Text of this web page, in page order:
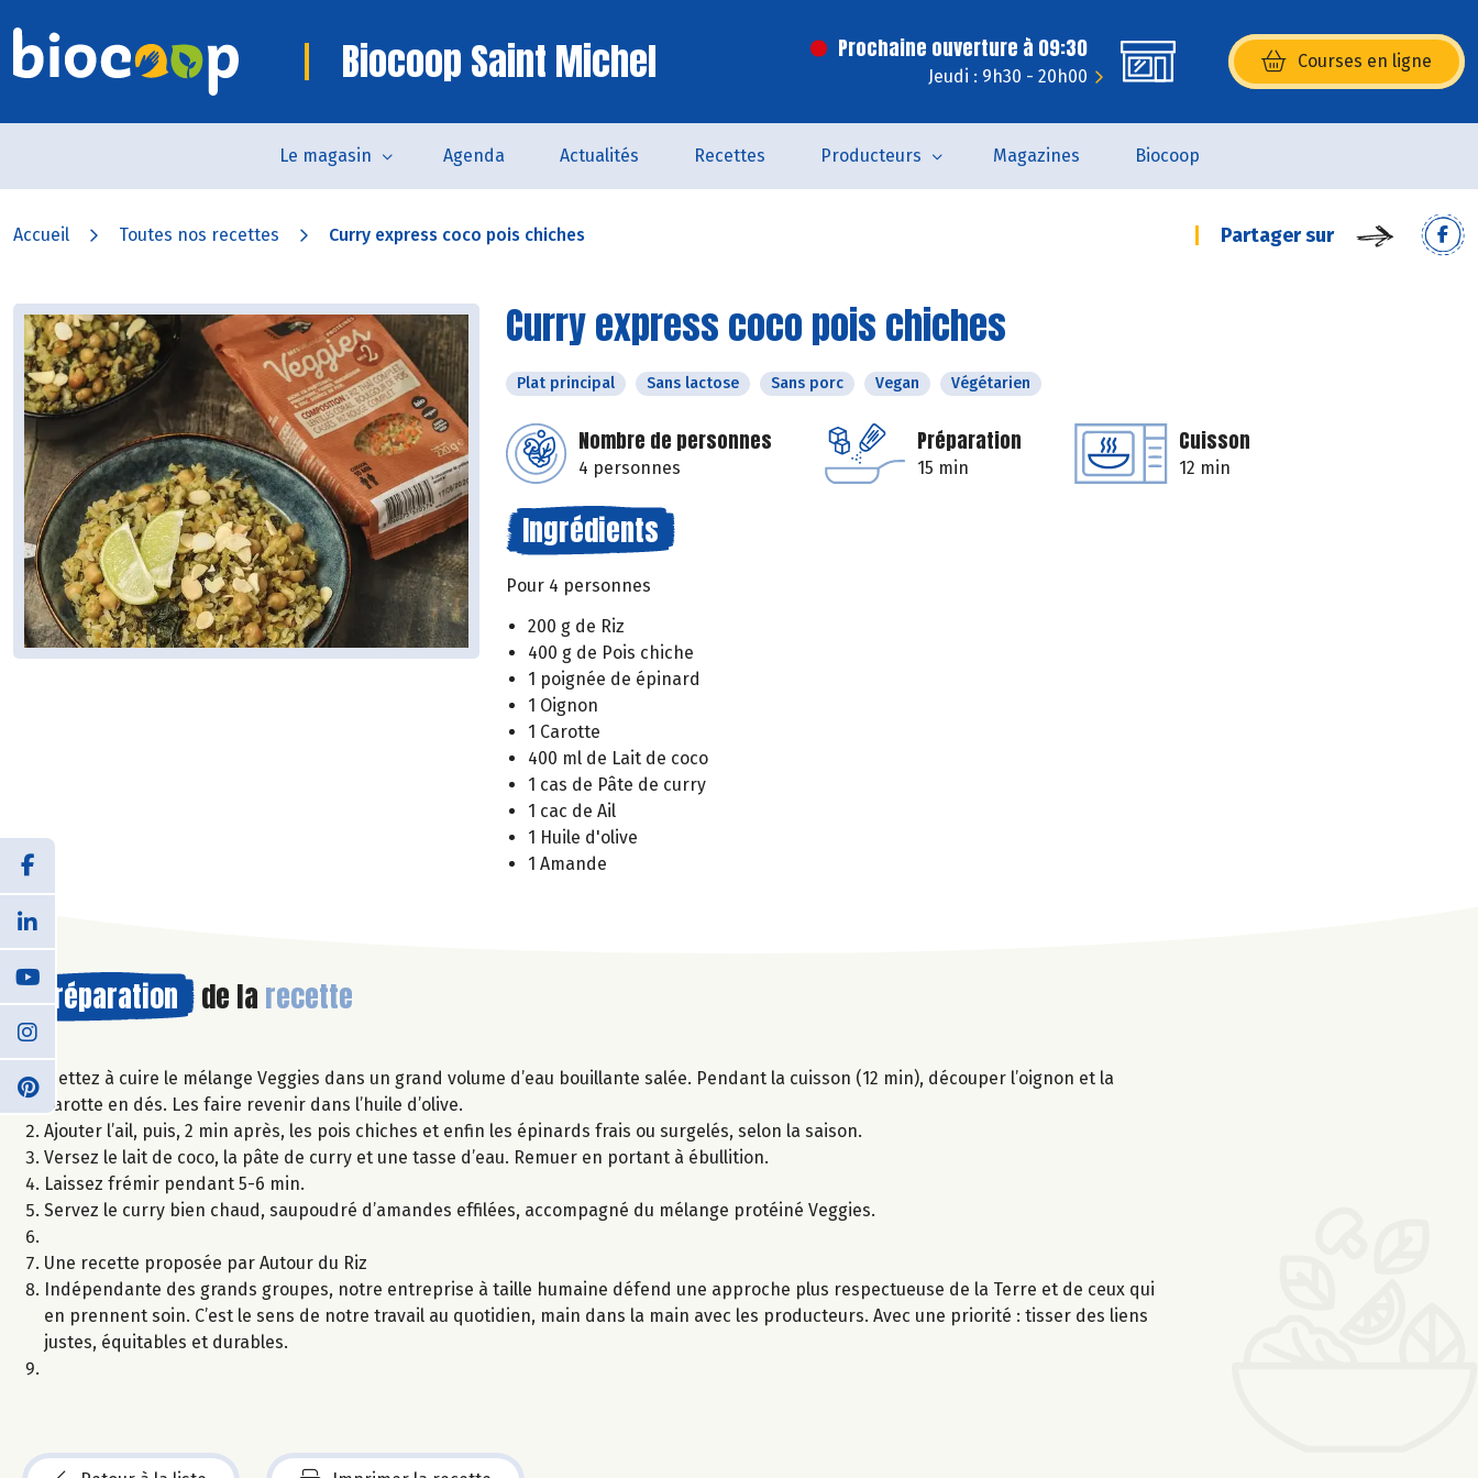
Biocoop Saint Michel Prochaine ouverture à 09:30
Jeudi : 9h30 - 20h00
Courses en ligne
(s’ouvre dans une nouvelle
Le magasin Agenda Actualités Recettes Producteurs Magazines Biocoop
Accueil Toutes nos recettes Curry express coco pois chiches Partager sur
Curry express coco pois chiches
Plat principal Sans lactose Sans porc Vegan Végétarien
Nombre de personnes
4 personnes
Préparation
15 min
Cuisson
12 min
Ingrédients
Pour 4 personnes
200 g de Riz
400 g de Pois chiche
1 poignée de épinard
1 Oignon
1 Carotte
400 ml de Lait de coco
1 cas de Pâte de curry
1 cac de Ail
1 Huile d'olive
1 Amande
Préparation de la recette
Mettez à cuire le mélange Veggies dans un grand volume d’eau bouillante salée. Pendant la cuisson (12 min), découper l’oignon et la
carotte en dés. Les faire revenir dans l’huile d’olive.
Ajouter l’ail, puis, 2 min après, les pois chiches et enfin les épinards frais ou surgelés, selon la saison.
Versez le lait de coco, la pâte de curry et une tasse d’eau. Remuer en portant à ébullition.
Laissez frémir pendant 5-6 min.
Servez le curry bien chaud, saupoudré d’amandes effilées, accompagné du mélange protéiné Veggies.
Une recette proposée par Autour du Riz
Indépendante des grands groupes, notre entreprise à taille humaine défend une approche plus respectueuse de la Terre et de ceux qui
en prennent soin. C’est le sens de notre travail au quotidien, main dans la main avec les producteurs. Avec une priorité : tisser des liens
justes, équitables et durables.